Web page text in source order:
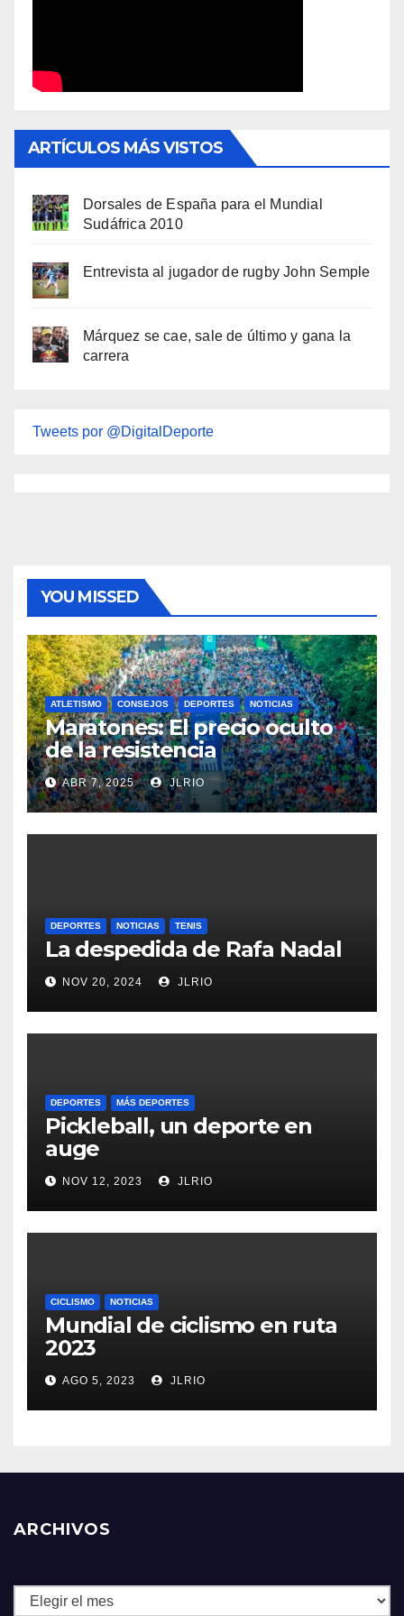
ARTÍCULOS MÁS VISTOS
Dorsales de España para el Mundial
Sudáfrica 2010
Entrevista al jugador de rugby John Semple
Márquez se cae, sale de último y gana la
carrera
Tweets por @DigitalDeporte
YOU MISSED
ATLETISMO CONSEJOS DEPORTES NOTICIAS
Maratones: El precio oculto
de la resistencia
ABR 7, 2025 JLRIO
DEPORTES NOTICIAS TENIS
La despedida de Rafa Nadal
NOV 20, 2024 JLRIO
DEPORTES MÁS DEPORTES
Pickleball, un deporte en
auge
NOV 12, 2023 JLRIO
CICLISMO NOTICIAS
Mundial de ciclismo en ruta
2023
AGO 5, 2023 JLRIO
ARCHIVOS
Archivos